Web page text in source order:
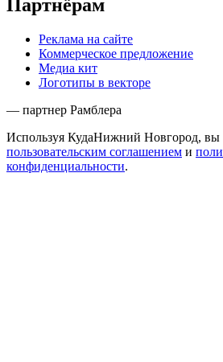
Партнёрам
Реклама на сайте
Коммерческое предложение
Медиа кит
Логотипы в векторе
— партнер Рамблера
Используя КудаНижний Новгород, вы
пользовательским соглашением и
конфиденциальности.